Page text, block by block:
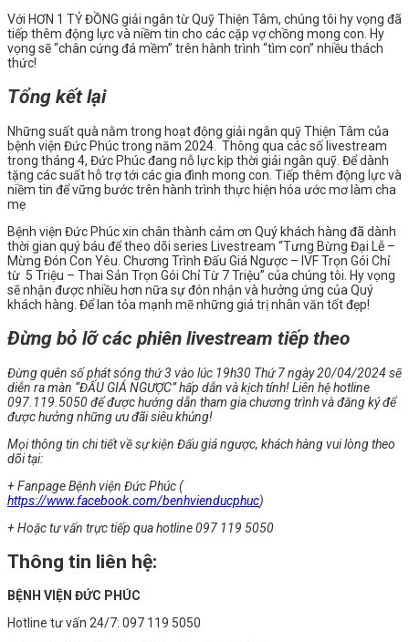
Với HƠN 1 TỶ ĐỒNG giải ngân từ Quỹ Thiện Tâm, chúng tôi hy vọng đã
tiếp thêm động lực và niềm tin cho các cặp vợ chồng mong con. Hy
vọng sẽ “chân cứng đá mềm” trên hành trình “tìm con” nhiều thách
thức!
Tổng kết lại
Những suất quà nằm trong hoạt động giải ngân quỹ Thiện Tâm của
bệnh viện Đức Phúc trong năm 2024. Thông qua các số livestream
trong tháng 4, Đức Phúc đang nỗ lực kịp thời giải ngân quỹ. Để dành
tặng các suất hỗ trợ tới các gia đình mong con. Tiếp thêm động lực và
niềm tin để vững bước trên hành trình thực hiện hóa ước mơ làm cha
mẹ
Bệnh viện Đức Phúc xin chân thành cảm ơn Quý khách hàng đã dành
thời gian quý báu để theo dõi series Livestream “Tưng Bừng Đại Lễ –
Mừng Đón Con Yêu. Chương Trình Đấu Giá Ngược – IVF Trọn Gói Chỉ
từ 5 Triệu – Thai Sản Trọn Gói Chỉ Từ 7 Triệu” của chúng tôi. Hy vọng
sẽ nhận được nhiều hơn nữa sự đón nhận và hưởng ứng của Quý
khách hàng. Để lan tỏa mạnh mẽ những giá trị nhân văn tốt đẹp!
Đừng bỏ lỡ các phiên livestream tiếp theo
Đừng quên số phát sóng thứ 3 vào lúc 19h30 Thứ 7 ngày 20/04/2024 sẽ
diễn ra màn “ĐẤU GIÁ NGƯỢC” hấp dẫn và kịch tính! Liên hệ hotline
097.119.5050 để được hướng dẫn tham gia chương trình và đăng ký để
được hưởng những ưu đãi siêu khủng!
Mọi thông tin chi tiết về sự kiện Đấu giá ngược, khách hàng vui lòng theo
dõi tại:
+ Fanpage Bệnh viện Đức Phúc (
https://www.facebook.com/benhvienducphuc)
+ Hoặc tư vấn trực tiếp qua hotline 097 119 5050
Thông tin liên hệ:
BỆNH VIỆN ĐỨC PHÚC
Hotline tư vấn 24/7: 097 119 5050